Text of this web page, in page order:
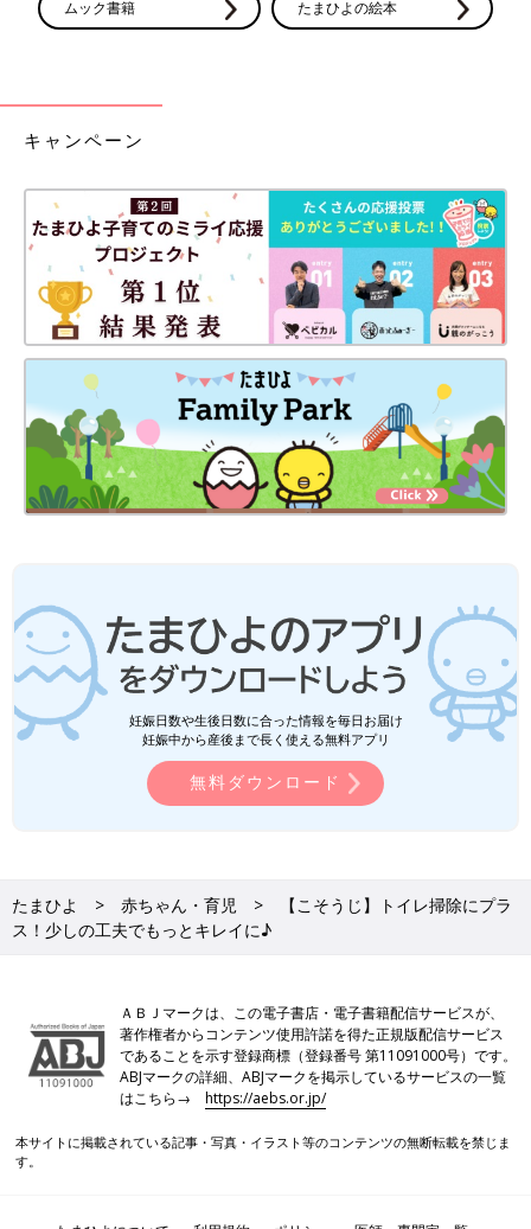
(文・ナキナキ)
※記事の内容は記載当時の情報であり、現在と異なる場合があり
※ご紹介した内容は個人の感想です。使用上の注意をよく読んだ
ムック書籍 たまひよの絵本
キャンペーン
妊娠日数や生後日数に合った情報を毎日お届け
妊娠中から産後まで長く使える無料アプリ
無料ダウンロード
たまひよ 赤ちゃん・育児
【こそうじ】トイレ掃除にプラ
ス！少しの工夫でもっとキレイに♪
ＡＢＪマークは、この電子書店・電子書籍配信サービスが、
著作権者からコンテンツ使用許諾を得た正規版配信サービス
であることを示す登録商標（登録番号 第11091000号）です。
ABJマークの詳細、ABJマークを掲示しているサービスの一覧
はこちら→https://aebs.or.jp/
本サイトに掲載されている記事・写真・イラスト等のコンテンツの無断転載を禁じま
す。